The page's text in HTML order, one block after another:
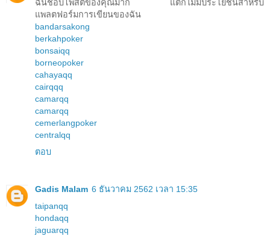
ฉันชอบโพสต์ของคุณมาก แต่ก็ไม่มีประโยชน์สำหรับ
แพลตฟอร์มการเขียนของฉัน
bandarsakong
berkahpoker
bonsaiqq
borneopoker
cahayaqq
cairqqq
camarqq
camarqq
cemerlangpoker
centralqq
ตอบ
Gadis Malam 6 ธันวาคม 2562 เวลา 15:35
taipanqq
hondaqq
jaguarqq